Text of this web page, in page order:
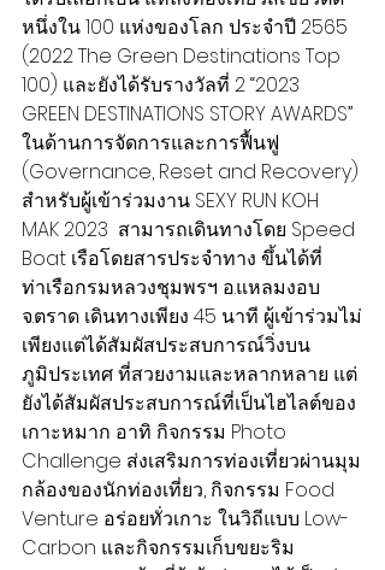
หนึ่งใน 100 แห่งของโลก ประจำปี 2565
(2022 The Green Destinations Top
100) และยังได้รับรางวัลที่ 2 “2023
GREEN DESTINATIONS STORY AWARDS”
ในด้านการจัดการและการฟื้นฟู
(Governance, Reset and Recovery)
สำหรับผู้เข้าร่วมงาน SEXY RUN KOH
MAK 2023  สามารถเดินทางโดย Speed
Boat เรือโดยสารประจำทาง ขึ้นได้ที่
ท่าเรือกรมหลวงชุมพรฯ อ.แหลมงอบ
จ.ตราด เดินทางเพียง 45 นาที ผู้เข้าร่วมไม่
เพียงแต่ได้สัมผัสประสบการณ์วิ่งบน
ภูมิประเทศ ที่สวยงามและหลากหลาย แต่
ยังได้สัมผัสประสบการณ์ที่เป็นไฮไลต์ของ
เกาะหมาก อาทิ กิจกรรม Photo
Challenge ส่งเสริมการท่องเที่ยวผ่านมุม
กล้องของนักท่องเที่ยว, กิจกรรม Food
Venture อร่อยทั่วเกาะ ในวิถีแบบ Low-
Carbon และกิจกรรมเก็บขยะริม